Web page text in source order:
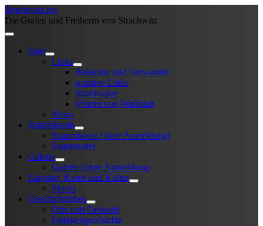
Strachwitz.net
Die Grafen und Freiherrn von Strachwitz
Start
Links
Bekannte und Verwandte
sonstige Links
Strachwitze
Vettern von Wahlstatt
News
Stammbaum
Stammbaum (ohne Anmeldung)
Stammvater
Galerie
Galerie (ohne Anmeldung)
Literatur, Kunst und Kultur
Moritz
Geschichtliches
Orte und Gebäude
Familiengeschichte